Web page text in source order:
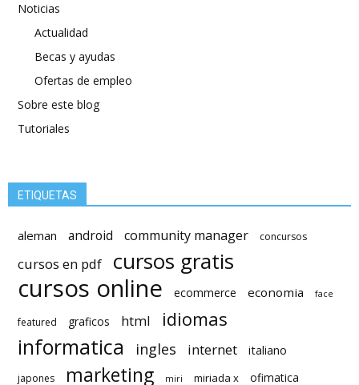
Noticias
Actualidad
Becas y ayudas
Ofertas de empleo
Sobre este blog
Tutoriales
ETIQUETAS
aleman android community manager concursos
cursos en pdf cursos gratis
cursos online ecommerce economia face
featured graficos html idiomas
informatica ingles internet italiano
japones marketing miri miriada x ofimatica